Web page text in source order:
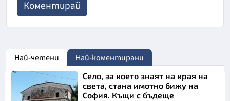
Най-четени Най-коментирани
Село, за което знаят на края на
света, стана имотно бижу на
София. Къщи с бъдеще